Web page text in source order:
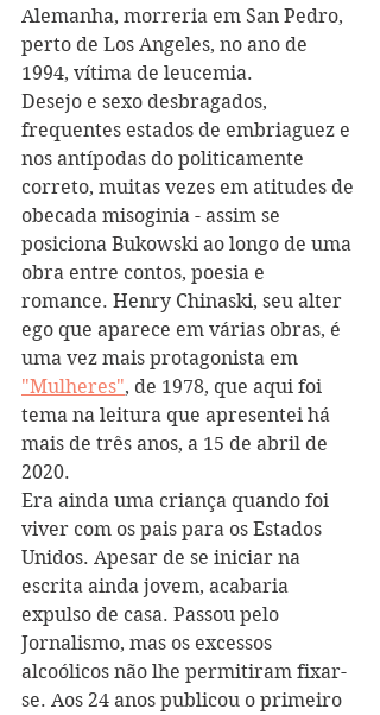
Alemanha, morreria em San Pedro,
perto de Los Angeles, no ano de
1994, vítima de leucemia.
Desejo e sexo desbragados,
frequentes estados de embriaguez e
nos antípodas do politicamente
correto, muitas vezes em atitudes de
obecada misoginia - assim se
posiciona Bukowski ao longo de uma
obra entre contos, poesia e
romance. Henry Chinaski, seu alter
ego que aparece em várias obras, é
uma vez mais protagonista em
"Mulheres", de 1978, que aqui foi
tema na leitura que apresentei há
mais de três anos, a 15 de abril de
2020.
Era ainda uma criança quando foi
viver com os pais para os Estados
Unidos. Apesar de se iniciar na
escrita ainda jovem, acabaria
expulso de casa. Passou pelo
Jornalismo, mas os excessos
alcoólicos não lhe permitiram fixar-
se. Aos 24 anos publicou o primeiro